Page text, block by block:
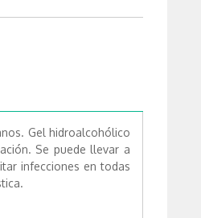
Gel hidroalcohólico
Se puede llevar a
infecciones en todas